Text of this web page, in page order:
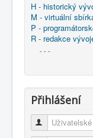
H - historický
M - virtuální
P -
R - redakce
- - -
Přihlášení
Uživatelské